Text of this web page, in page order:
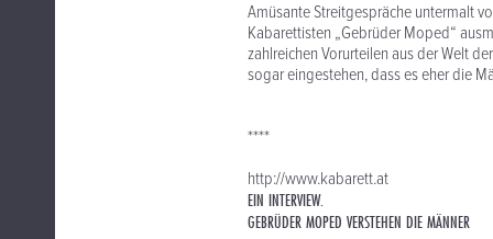
Amüsante Streitgespräche untermalt
Kabarettisten „Gebrüder Moped“
zahlreichen Vorurteilen aus der Welt
sogar eingestehen, dass es eher die
****
http://www.kabarett.at
EIN INTERVIEW.
GEBRÜDER MOPED VERSTEHEN DIE MÄNNER